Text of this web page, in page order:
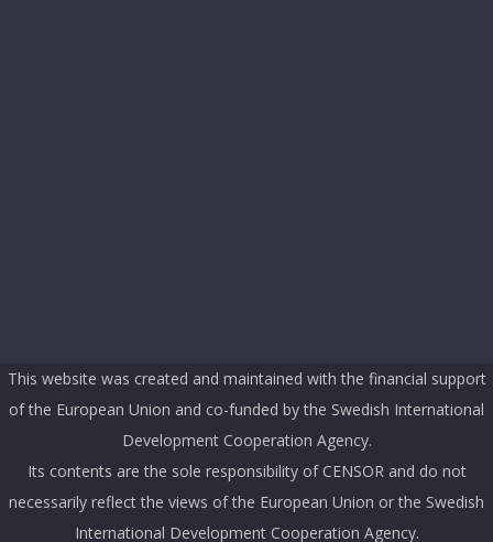
This website was created and maintained with the financial support
of the European Union and co-funded by the Swedish International
Development Cooperation Agency.
Its contents are the sole responsibility of CENSOR and do not
necessarily reflect the views of the European Union or the Swedish
International Development Cooperation Agency.